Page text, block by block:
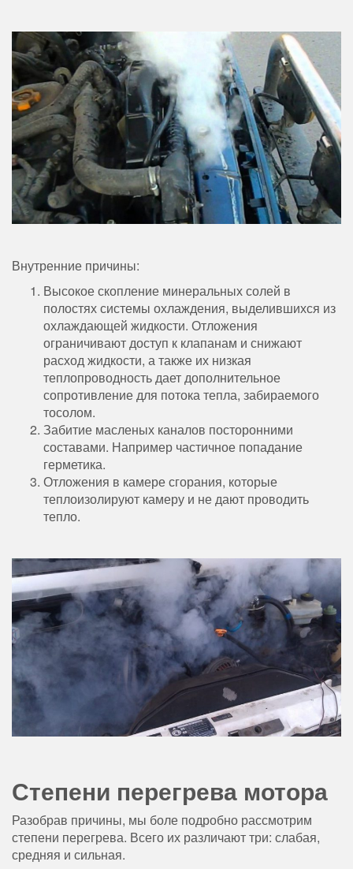
Внутренние причины:
Высокое скопление минеральных солей в
полостях системы охлаждения, выделившихся из
охлаждающей жидкости. Отложения
ограничивают доступ к клапанам и снижают
расход жидкости, а также их низкая
теплопроводность дает дополнительное
сопротивление для потока тепла, забираемого
тосолом.
Забитие масленых каналов посторонними
составами. Например частичное попадание
герметика.
Отложения в камере сгорания, которые
теплоизолируют камеру и не дают проводить
тепло.
Степени перегрева мотора
Разобрав причины, мы боле подробно рассмотрим
степени перегрева. Всего их различают три: слабая,
средняя и сильная.